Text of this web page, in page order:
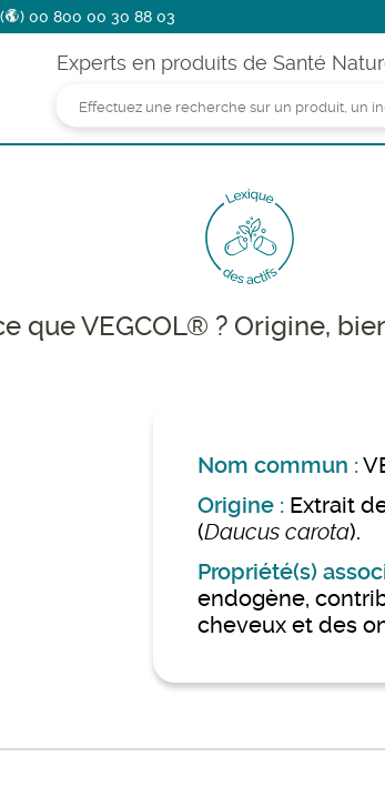
) 00 800 00 30 88 03
Experts en produits de Santé
que VEGCOL® ? Origine,
Nom commun :
Origine : Extrait
(Daucus carota).
Propriété(s)
endogène,
cheveux et des